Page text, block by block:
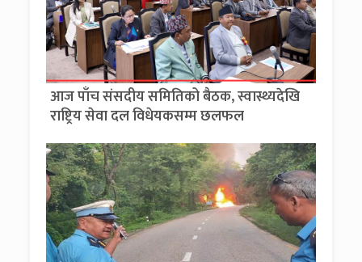
आज पाँच संसदीय समितिको बैठक, स्वास्थ्यदेखि
राष्ट्रिय सेवा दल विधेयकसम्म छलफल